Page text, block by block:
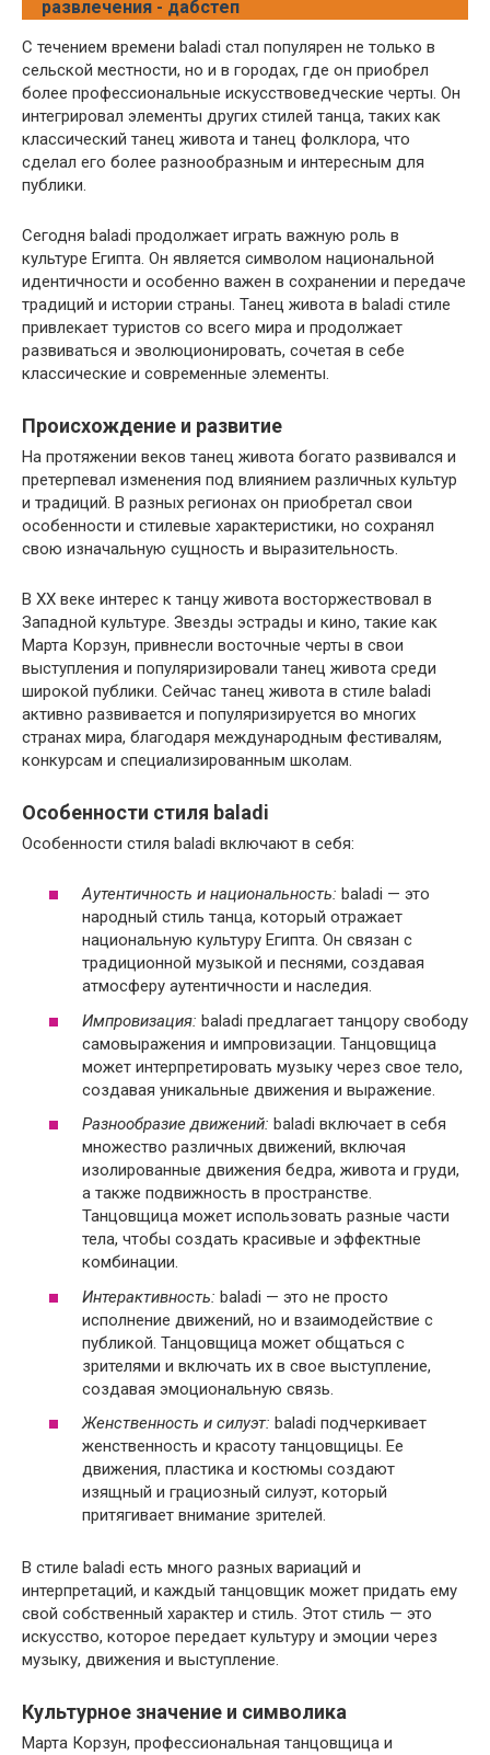
развлечения - дабстеп
С течением времени baladi стал популярен не только в
сельской местности, но и в городах, где он приобрел
более профессиональные искусствоведческие черты. Он
интегрировал элементы других стилей танца, таких как
классический танец живота и танец фолклора, что
сделал его более разнообразным и интересным для
публики.
Сегодня baladi продолжает играть важную роль в
культуре Египта. Он является символом национальной
идентичности и особенно важен в сохранении и передаче
традиций и истории страны. Танец живота в baladi стиле
привлекает туристов со всего мира и продолжает
развиваться и эволюционировать, сочетая в себе
классические и современные элементы.
Происхождение и развитие
На протяжении веков танец живота богато развивался и
претерпевал изменения под влиянием различных культур
и традиций. В разных регионах он приобретал свои
особенности и стилевые характеристики, но сохранял
свою изначальную сущность и выразительность.
В XX веке интерес к танцу живота восторжествовал в
Западной культуре. Звезды эстрады и кино, такие как
Марта Корзун, привнесли восточные черты в свои
выступления и популяризировали танец живота среди
широкой публики. Сейчас танец живота в стиле baladi
активно развивается и популяризируется во многих
странах мира, благодаря международным фестивалям,
конкурсам и специализированным школам.
Особенности стиля baladi
Особенности стиля baladi включают в себя:
Аутентичность и национальность: baladi — это
народный стиль танца, который отражает
национальную культуру Египта. Он связан с
традиционной музыкой и песнями, создавая
атмосферу аутентичности и наследия.
Импровизация: baladi предлагает танцору свободу
самовыражения и импровизации. Танцовщица
может интерпретировать музыку через свое тело,
создавая уникальные движения и выражение.
Разнообразие движений: baladi включает в себя
множество различных движений, включая
изолированные движения бедра, живота и груди,
а также подвижность в пространстве.
Танцовщица может использовать разные части
тела, чтобы создать красивые и эффектные
комбинации.
Интерактивность: baladi — это не просто
исполнение движений, но и взаимодействие с
публикой. Танцовщица может общаться с
зрителями и включать их в свое выступление,
создавая эмоциональную связь.
Женственность и силуэт: baladi подчеркивает
женственность и красоту танцовщицы. Ее
движения, пластика и костюмы создают
изящный и грациозный силуэт, который
притягивает внимание зрителей.
В стиле baladi есть много разных вариаций и
интерпретаций, и каждый танцовщик может придать ему
свой собственный характер и стиль. Этот стиль — это
искусство, которое передает культуру и эмоции через
музыку, движения и выступление.
Культурное значение и символика
Марта Корзун, профессиональная танцовщица и